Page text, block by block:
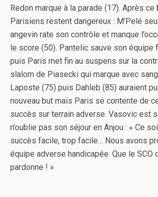
Redon marque à la parade (17). Après ce
Parisiens restent dangereux : M’Pelé
angevin rate son contrôle et manque
le score (50). Pantelic sauve son équipe
puis Paris met fin au suspens sur la
slalom de Piasecki qui marque avec
Laposte (75) puis Dahleb (85) auraient
nouveau but mais Paris se contente de
succès sur terrain adverse. Vasovic est
n’oublie pas son séjour en Anjou : « Ce
succès facile, trop facile… Nous avons
équipe adverse handicapée. Que le SCO
pardonne ! »